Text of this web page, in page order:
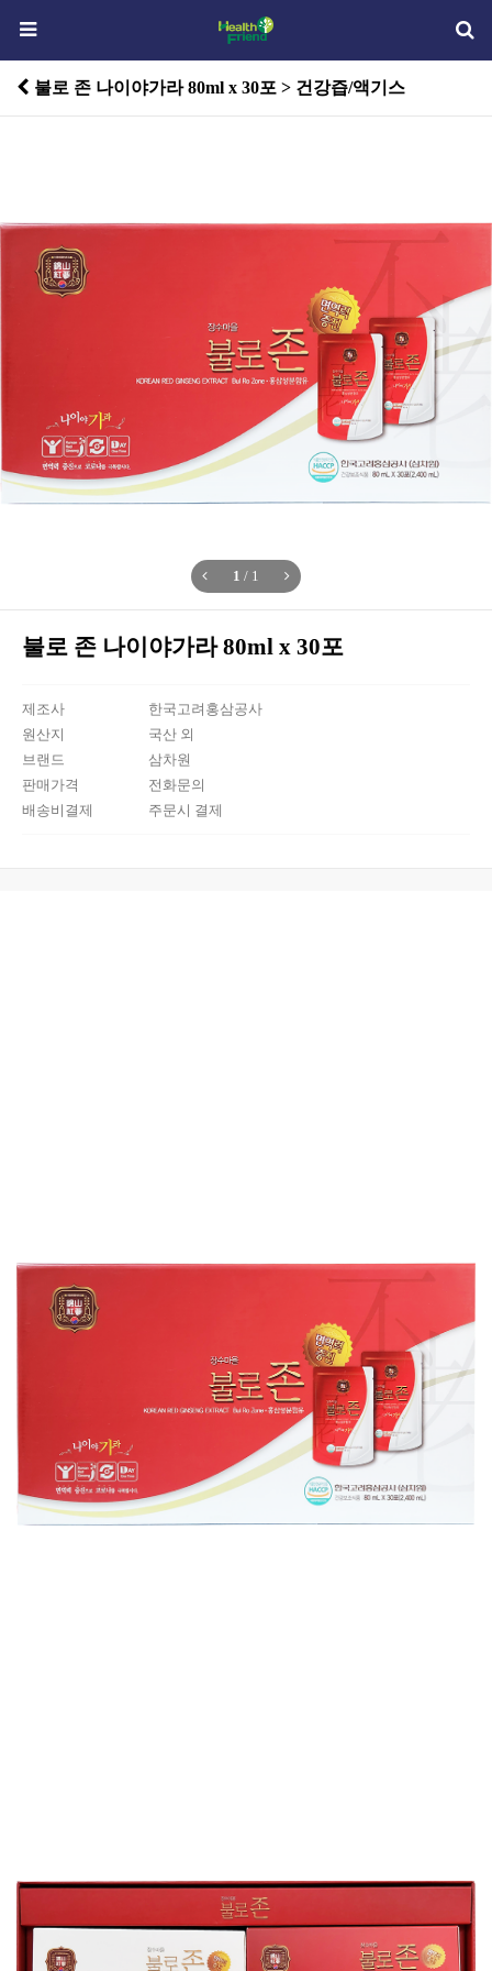
불로 존 나이야가라 80ml x 30포 > 건강즙/액기스
1 / 1
불로 존 나이야가라 80ml x 30포
제조사
한국고려홍삼공사
원산지
국산 외
브랜드
삼차원
판매가격
전화문의
배송비결제
주문시 결제